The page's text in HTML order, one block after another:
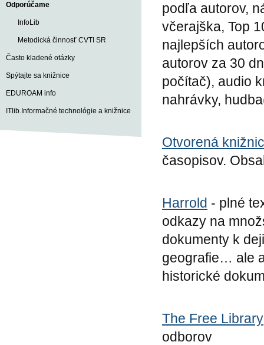
Odporúčame
InfoLib
Metodická činnosť CVTI SR
Často kladené otázky
Spýtajte sa knižnice
EDUROAM info
ITlib.Informačné technológie a knižnice
podľa autorov,
včerajška, Top
najlepších
autorov za 30
počítač), audio
nahrávky,
Otvorená
časopisov.
Harrold - plné
odkazy na
dokumenty k
geografie… ale
historické
The Free Library
odborov